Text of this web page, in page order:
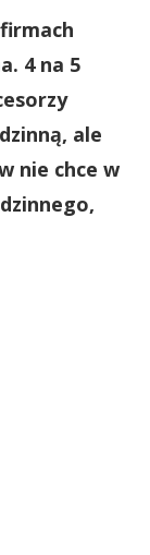
4 na 5
ale
nie chce w